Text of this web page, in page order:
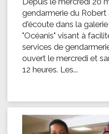
gendarmerie du
d'écoute dans la
"Océanis" visant à
services de
ouvert le mercredi et
12 heures. Les...